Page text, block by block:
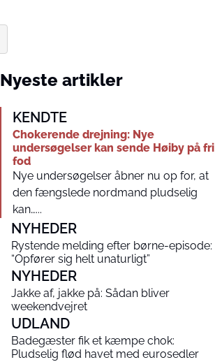
Nyeste artikler
KENDTE
Chokerende drejning: Nye
undersøgelser kan sende Høiby på fri
fod
Nye undersøgelser åbner nu op for, at
den fængslede nordmand pludselig
kan…...
NYHEDER
Rystende melding efter børne-episode:
“Opfører sig helt unaturligt”
NYHEDER
Jakke af, jakke på: Sådan bliver
weekendvejret
UDLAND
Badegæster fik et kæmpe chok:
Pludselig flød havet med eurosedler